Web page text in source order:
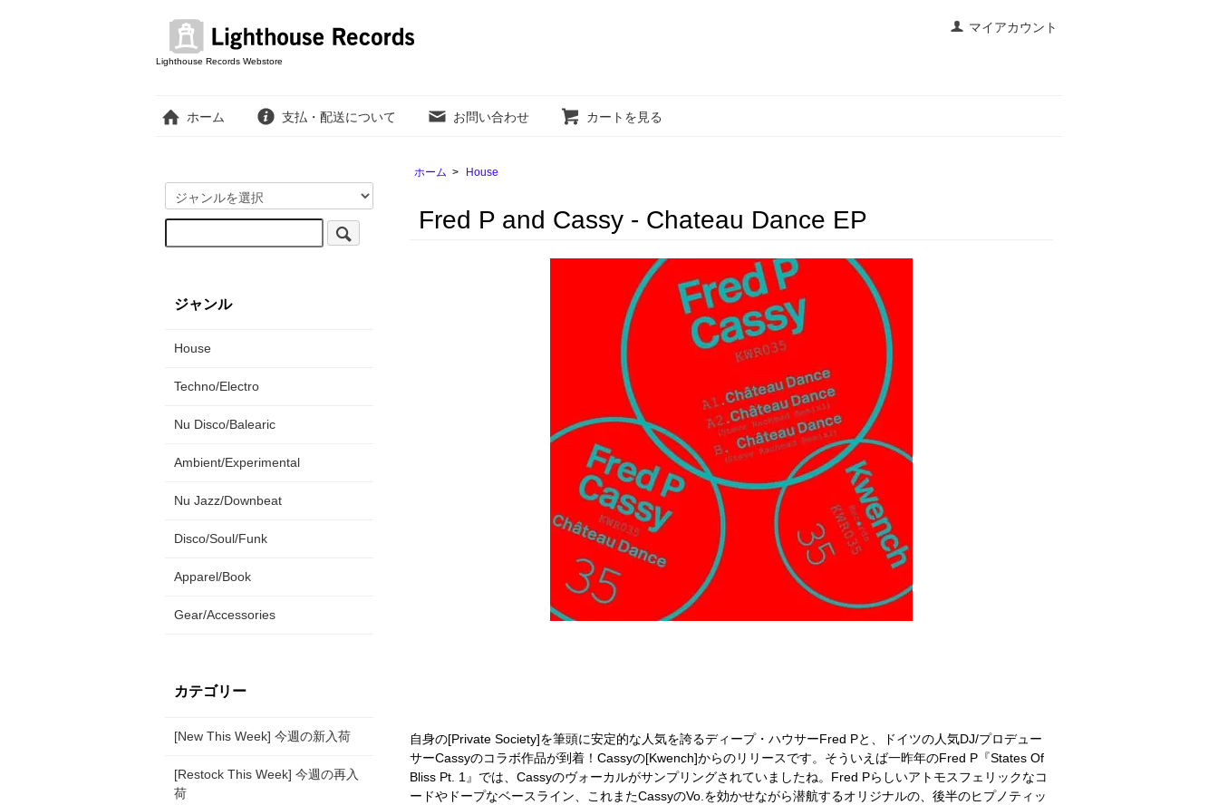
マイアカウント
Lighthouse Records Webstore
ホーム 支払・配送について お問い合わせ カートを見る
ホーム > House
Fred P and Cassy - Chateau Dance EP
自身の[Private Society]を筆頭に安定的な人気を誇るディープ・ハウサーFred Pと、ドイツの人気DJ/プロデュー
サーCassyのコラボ作品が到着！Cassyの[Kwench]からのリリースです。そういえば一昨年のFred P『States Of
Bliss Pt. 1』では、Cassyのヴォーカルがサンプリングされていましたね。Fred Pらしいアトモスフェリックなコ
ードやドープなベースライン、これまたCassyのVo.を効かせながら潜航するオリジナルの、後半のヒプノティッ
ジャンル
House
Techno/Electro
Nu Disco/Balearic
Ambient/Experimental
Nu Jazz/Downbeat
Disco/Soul/Funk
Apparel/Book
Gear/Accessories
カテゴリー
[New This Week] 今週の新入荷
[Restock This Week] 今週の再入
荷